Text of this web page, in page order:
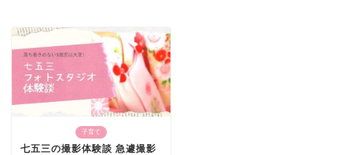
子育て
七五三の撮影体験談 急遽撮影